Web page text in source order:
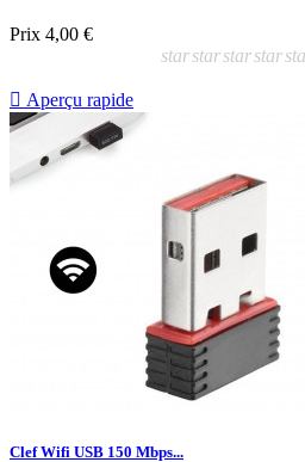
Prix 4,00 €
starstarstarstar
 Aperçu rapide
Clef Wifi USB 150 Mbps...